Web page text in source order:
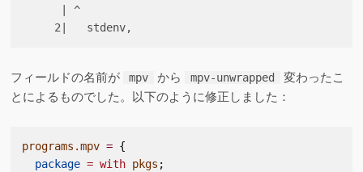
      | ^
フィールドの名前が mpv から mpv-unwrapped
変わったこ
とによるものでした。以下のように修正しました：
programs .mpv = {
  package
= with pkgs ;